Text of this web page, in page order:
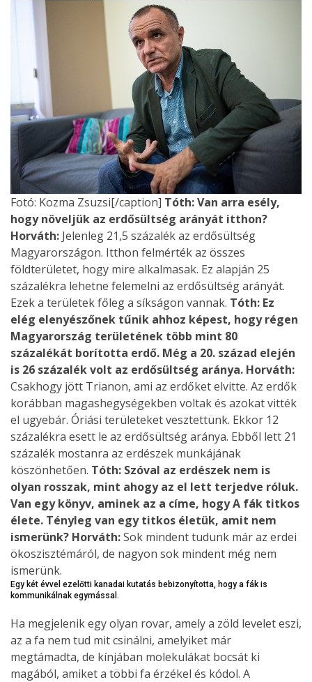
Fotó: Kozma Zsuzsi[/caption] Tóth: Van arra esély,
hogy növeljük az erdősültség arányát itthon?
Horváth: Jelenleg 21,5 százalék az erdősültség
Magyarországon. Itthon felmérték az összes
földterületet, hogy mire alkalmasak. Ez alapján 25
százalékra lehetne felemelni az erdősültség arányát.
Ezek a területek főleg a síkságon vannak. Tóth: Ez
elég elenyészőnek tűnik ahhoz képest, hogy régen
Magyarország területének több mint 80
százalékát borította erdő. Még a 20. század elején
is 26 százalék volt az erdősültség aránya. Horváth:
Csakhogy jött Trianon, ami az erdőket elvitte. Az erdők
korábban magashegységekben voltak és azokat vitték
el ugyebár. Óriási területeket vesztettünk. Ekkor 12
százalékra esett le az erdősültség aránya. Ebből lett 21
százalék mostanra az erdészek munkájának
köszönhetően. Tóth: Szóval az erdészek nem is
olyan rosszak, mint ahogy az el lett terjedve róluk.
Van egy könyv, aminek az a címe, hogy A fák titkos
élete. Tényleg van egy titkos életük, amit nem
ismerünk? Horváth:Sok mindent tudunk már az erdei
ökoszisztémáról, de nagyon sok mindent még nem
ismerünk.
Egy két évvel ezelőtti kanadai kutatás bebizonyította, hogy a fák is
kommunikálnak egymással.
Ha megjelenik egy olyan rovar, amely a zöld levelet eszi,
az a fa nem tud mit csinálni, amelyiket már
megtámadta, de kínjában molekulákat bocsát ki
magából, amiket a többi fa érzékel és kódol. A